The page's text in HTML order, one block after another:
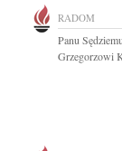
RADOM
Panu
Grzegorzowi